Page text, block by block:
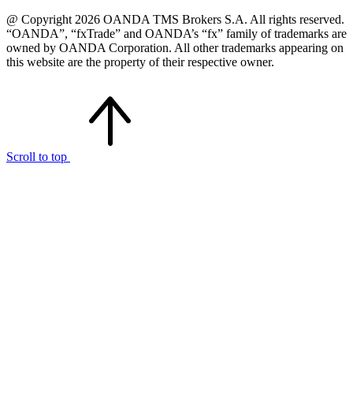
@ Copyright 2026 OANDA TMS Brokers S.A. All rights reserved.
“OANDA”, “fxTrade” and OANDA’s “fx” family of trademarks are
owned by OANDA Corporation. All other trademarks appearing on
this website are the property of their respective owner.
Scroll to top